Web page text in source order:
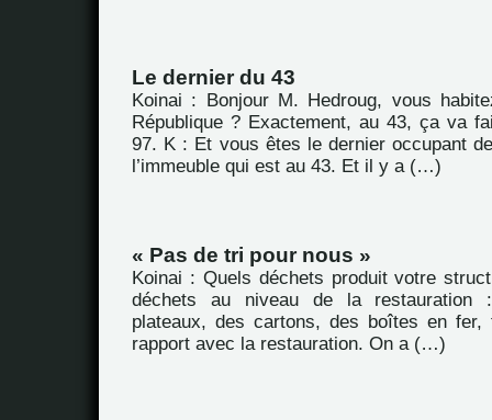
Le dernier du 43
Koinai : Bonjour M. Hedroug, vous
République ? Exactement, au 43, ça va
97. K : Et vous êtes le dernier occupant
l’immeuble qui est au 43. Et il y a (…)
« Pas de tri pour nous »
Koinai : Quels déchets produit votre
déchets au niveau de la
plateaux, des cartons, des boîtes en
rapport avec la restauration. On a (…)